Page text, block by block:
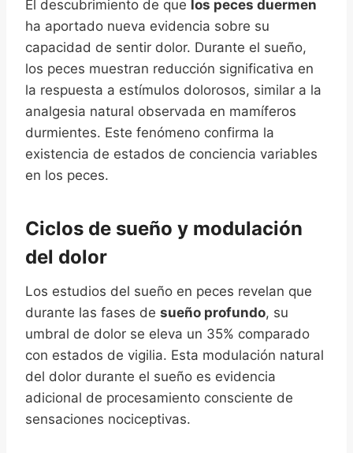
El descubrimiento de que los peces duermen
ha aportado nueva evidencia sobre su
capacidad de sentir dolor. Durante el sueño,
los peces muestran reducción significativa en
la respuesta a estímulos dolorosos, similar a la
analgesia natural observada en mamíferos
durmientes. Este fenómeno confirma la
existencia de estados de conciencia variables
en los peces.
Ciclos de sueño y modulación
del dolor
Los estudios del sueño en peces revelan que
durante las fases de sueño profundo, su
umbral de dolor se eleva un 35% comparado
con estados de vigilia. Esta modulación natural
del dolor durante el sueño es evidencia
adicional de procesamiento consciente de
sensaciones nociceptivas.